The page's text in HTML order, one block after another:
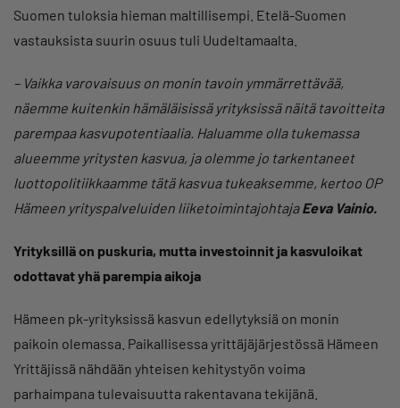
Suomen tuloksia hieman maltillisempi. Etelä-Suomen
vastauksista suurin osuus tuli Uudeltamaalta.
– Vaikka varovaisuus on monin tavoin ymmärrettävää,
näemme kuitenkin hämäläisissä yrityksissä näitä tavoitteita
parempaa kasvupotentiaalia. Haluamme olla tukemassa
alueemme yritysten kasvua, ja olemme jo tarkentaneet
luottopolitiikkaamme tätä kasvua tukeaksemme, kertoo OP
Hämeen yrityspalveluiden liiketoimintajohtajaEeva Vainio.
Yrityksillä on puskuria, mutta investoinnit ja kasvuloikat
odottavat yhä parempia aikoja
Hämeen pk-yrityksissä kasvun edellytyksiä on monin
paikoin olemassa. Paikallisessa yrittäjäjärjestössä Hämeen
Yrittäjissä nähdään yhteisen kehitystyön voima
parhaimpana tulevaisuutta rakentavana tekijänä.